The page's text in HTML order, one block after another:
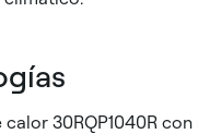
calor 30RQP1040R